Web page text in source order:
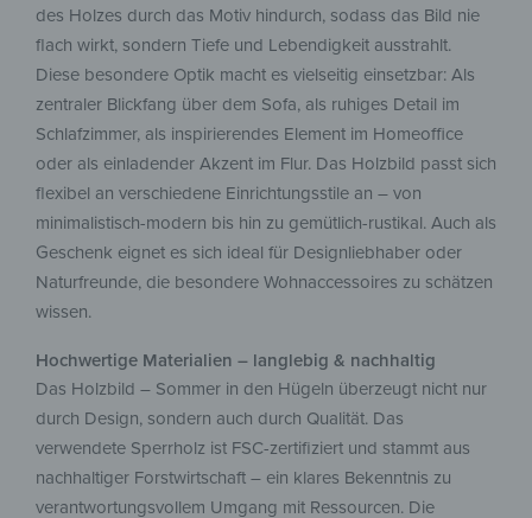
des Holzes durch das Motiv hindurch, sodass das Bild nie
flach wirkt, sondern Tiefe und Lebendigkeit ausstrahlt.
Diese besondere Optik macht es vielseitig einsetzbar: Als
zentraler Blickfang über dem Sofa, als ruhiges Detail im
Schlafzimmer, als inspirierendes Element im Homeoffice
oder als einladender Akzent im Flur. Das Holzbild passt sich
flexibel an verschiedene Einrichtungsstile an – von
minimalistisch-modern bis hin zu gemütlich-rustikal. Auch als
Geschenk eignet es sich ideal für Designliebhaber oder
Naturfreunde, die besondere Wohnaccessoires zu schätzen
wissen.
Hochwertige Materialien – langlebig & nachhaltig
Das Holzbild – Sommer in den Hügeln überzeugt nicht nur
durch Design, sondern auch durch Qualität. Das
verwendete Sperrholz ist FSC-zertifiziert und stammt aus
nachhaltiger Forstwirtschaft – ein klares Bekenntnis zu
verantwortungsvollem Umgang mit Ressourcen. Die